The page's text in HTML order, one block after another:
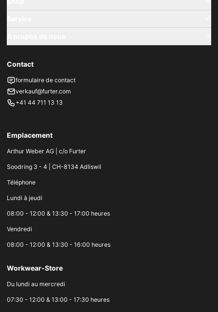
Contact
formulaire de contact
verkauf@furter.com
+41 44 711 13 13
Emplacement
Arthur Weber AG | c/o Furter
Soodring 3 - 4 | CH-8134 Adliswil
Téléphone
Lundi à jeudi
08:00 - 12:00 & 13:30 - 17:00 heures
Vendredi
08:00 - 12:00 & 13:30 - 16:00 heures
Workwear-Store
Du lundi au mercredi
07:30 - 12:00 & 13:00 - 17:30 heures